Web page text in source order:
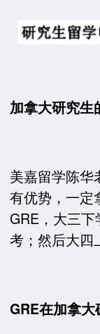
加拿大研究生
美嘉留学陈华
有优势，一定
GRE，大三
考；然后大四
GRE在加拿